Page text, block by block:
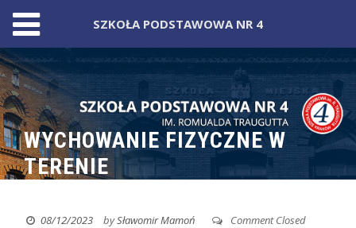
Skip
to
content
WYCHOWANIE FIZYCZNE W
TERENIE
08/12/2023 bySławomir Mamoń Comment Closed
SZKOŁA PODSTAWOWA NR 4